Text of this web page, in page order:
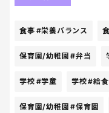
ないのだけど…。む
食事 #栄養バランス
保育園/幼稚園 #弁当
学校 #学童 学校#給食
保育園/幼稚園 #保育園